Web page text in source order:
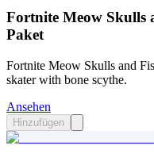
Fortnite Meow Skulls
Paket
Fortnite Meow Skulls and
skater with bone scythe.
Ansehen
Hinzufügen